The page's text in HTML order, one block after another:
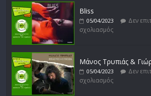
Bliss
05/04/2023
Δεν
σχολιασμός
Μάνος Τρυπιάς &
05/04/2023
Δεν
σχολιασμός